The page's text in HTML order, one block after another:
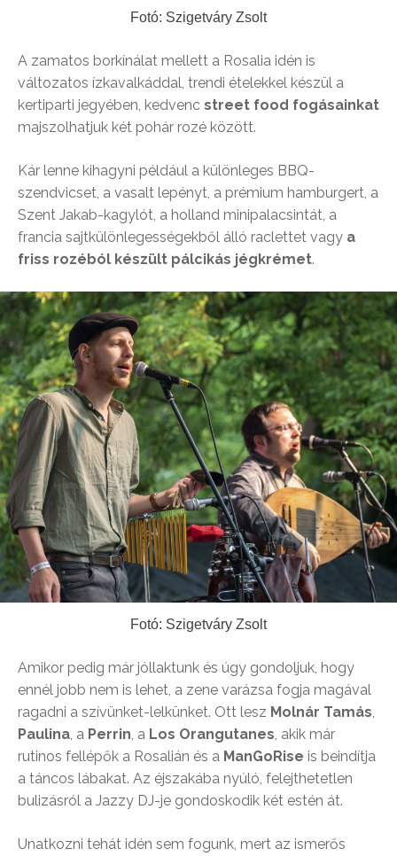
Fotó: Szigetváry Zsolt
A zamatos borkínálat mellett a Rosalia idén is
változatos ízkavalkáddal, trendi ételekkel készül a
kertiparti jegyében, kedvenc street food fogásainkat
majszolhatjuk két pohár rozé között.
Kár lenne kihagyni például a különleges BBQ-
szendvicset, a vasalt lepényt, a prémium hamburgert, a
Szent Jakab-kagylót, a holland minipalacsintát, a
francia sajtkülönlegességekből álló raclettet vagy a
friss rozéból készült pálcikás jégkrémet.
Fotó: Szigetváry Zsolt
Amikor pedig már jóllaktunk és úgy gondoljuk, hogy
ennél jobb nem is lehet, a zene varázsa fogja magával
ragadni a szívünket-lelkünket. Ott lesz Molnár Tamás
Paulina , a Perrin , a Los Orangutanes , akik már
rutinos fellépők a Rosalián és a ManGoRise is beindítja
a táncos lábakat. Az éjszakába nyúló, felejthetetlen
bulizásról a Jazzy DJ-je gondoskodik két estén át.
Unatkozni tehát idén sem fogunk, mert az ismerős